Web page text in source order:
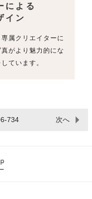
による
イン
属クリエイターに
がより魅力的にな
ています。
734 次へ